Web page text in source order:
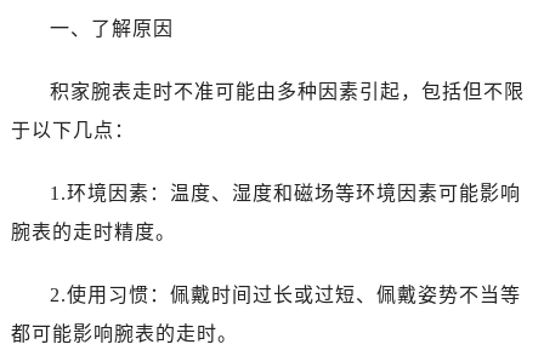
一、了解原因
积家腕表走时不准可能由多种因素引起，包括但不限
于以下几点：
1.环境因素：温度、湿度和磁场等环境因素可能影响
腕表的走时精度。
2.使用习惯：佩戴时间过长或过短、佩戴姿势不当等
都可能影响腕表的走时。